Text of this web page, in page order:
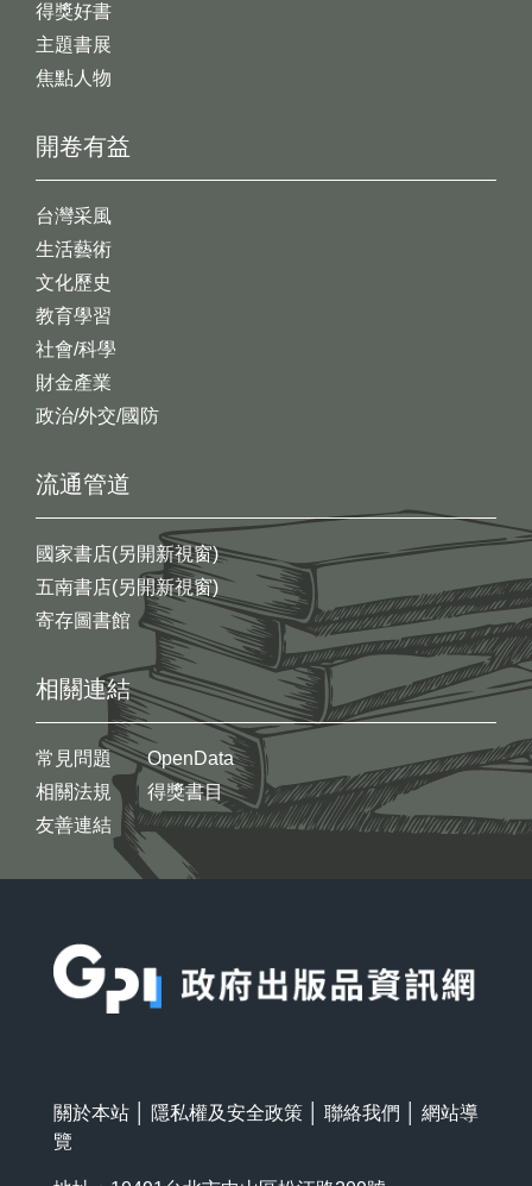
開卷有益
台灣采風
生活藝術
文化歷史
教育學習
社會/科學
財金產業
政治/外交/國防
得獎好書
主題書展
焦點人物
流通管道
國家書店(另開新視窗)
五南書店(另開新視窗)
寄存圖書館
相關連結
常見問題
相關法規
友善連結
OpenData
得獎書目
關於本站 隱私權及安全政策 聯絡我們
網站導
覽